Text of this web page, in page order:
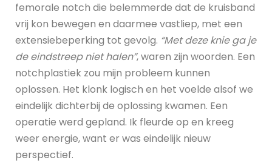
femorale notch die belemmerde dat de kruisband
vrij kon bewegen en daarmee vastliep, met een
extensiebeperking tot gevolg. “Met deze knie ga je
de eindstreep niet halen”, waren zijn woorden. Een
notchplastiek zou mijn probleem kunnen
oplossen. Het klonk logisch en het voelde alsof we
eindelijk dichterbij de oplossing kwamen. Een
operatie werd gepland. Ik fleurde op en kreeg
weer energie, want er was eindelijk nieuw
perspectief.